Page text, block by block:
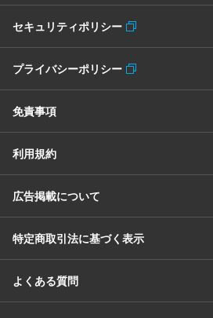
セキュリティポリシー
プライバシーポリシー
免責事項
利用規約
広告掲載について
特定商取引法に基づく表示
よくある質問